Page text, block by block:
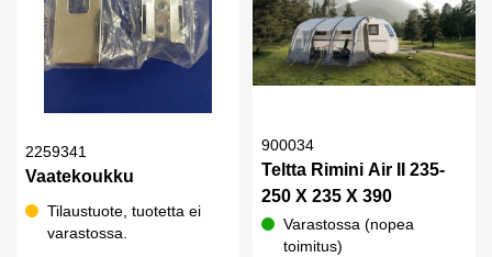
2259341
Vaatekoukku
Tilaustuote, tuotetta ei
varastossa.
900034
Teltta Rimini Air II 235-
250 X 235 X 390
Varastossa (nopea
toimitus)